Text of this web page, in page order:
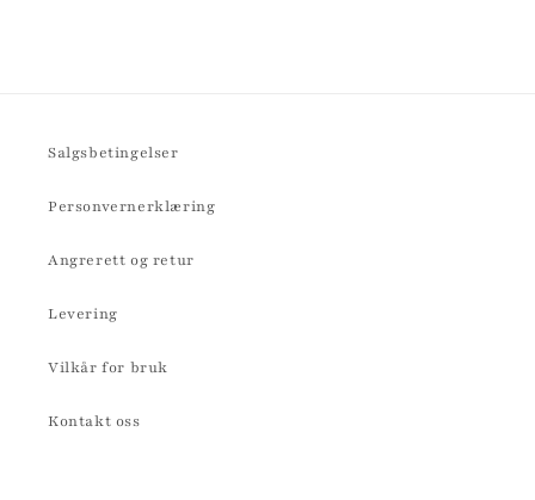
Salgsbetingelser
Personvernerklæring
Angrerett og retur
Levering
Vilkår for bruk
Kontakt oss